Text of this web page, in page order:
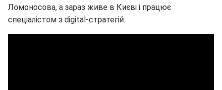
Ломоносова, а зараз живе в Києві і працює
спеціалістом з digital-стратегій.